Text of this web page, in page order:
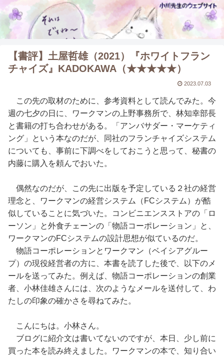
【書評】土屋哲雄（2021）『ホワイトフラン
チャイズ』KADOKAWA（★★★★★）
2023.07.03
この先の取材のために、参考資料として読んでみた。今
週の七夕の日に、ワークマンの上野事務所で、林知幸部長
と書籍の打ち合わせがある。「アンバサダー・マーケティ
ング」という本なのだが、同社のフランチャイズシステム
についても、事前に下調べをしておこうと思って、秘書の
内藤に購入を頼んでおいた。
偶然なのだが、この先に出版を予定している２社の経営
理念と、ワークマンの経営システム（FCシステム）が酷
似していることに気づいた。コンビニエンスストアの「ロ
ーソン」と外食チェーンの「物語コーポレーション」と、
ワークマンのFCシステムの設計思想が似ているのだ。
物語コーポレーションとワークマン（ベイシアグルー
プ）の現役経営者の方に、本書を読了した後で、以下のメ
ールを送ってみた。例えば、物語コーポレーションの創業
者、小林佳雄さんには、次のようなメールを送付して、わ
たしの印象の確かさを尋ねてみた。
こんにちは。小林さん。
ブログに紹介文は書いてないのですが、本日、少し前に
買った本を読み終えました。ワークマンの本で、知り合い